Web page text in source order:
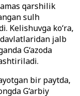
qarshilik
sulh
Kelishuvga ko‘ra,
jalb
G‘azoda
bir paytda,
G‘arbiy